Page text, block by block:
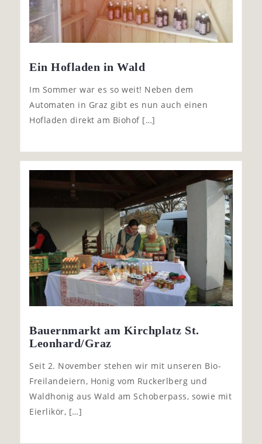
Ein Hofladen in Wald
Im Sommer war es so weit! Neben dem
Automaten in Graz gibt es nun auch einen
Hofladen direkt am Biohof […]
Bauernmarkt am Kirchplatz St.
Leonhard/Graz
Seit 2. November stehen wir mit unseren Bio-
Freilandeiern, Honig vom Ruckerlberg und
Waldhonig aus Wald am Schoberpass, sowie mit
Eierlikör, […]